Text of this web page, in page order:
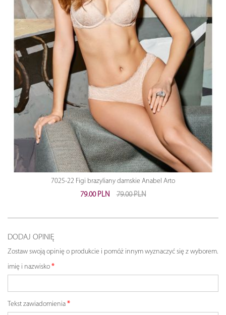
7025-22 Figi brazyliany damskie Anabel Arto
79.00 PLN
79.00 PLN
DODAJ OPINIĘ
Zostaw swoją opinię o produkcie i pomóż innym wyznaczyć się z wyborem.
imię i nazwisko
Tekst zawiadomienia